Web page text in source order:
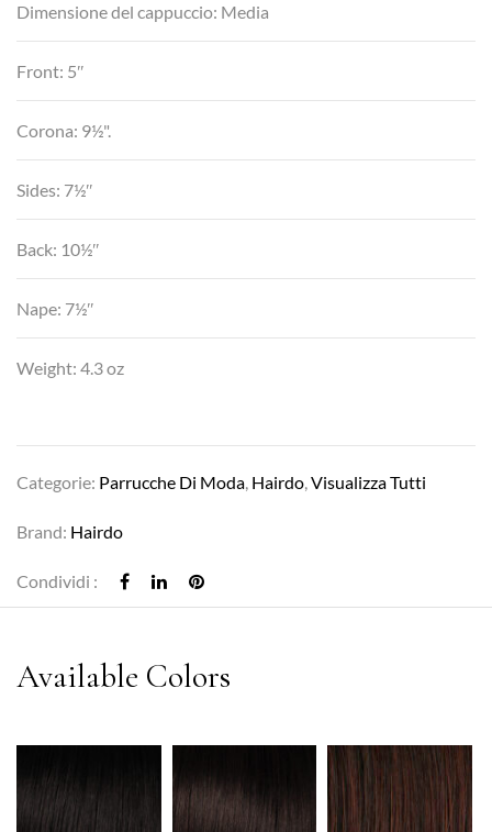
Dimensione del cappuccio: Media
Front: 5″
Corona: 9½".
Sides: 7½″
Back: 10½″
Nape: 7½″
Weight: 4.3 oz
Categorie: Parrucche Di Moda, Hairdo,Visualizza Tutti
Brand: Hairdo
Condividi :